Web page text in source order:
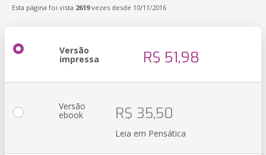
Esta página foi vista 2619vezes desde 10/11/2016
Versão
impressa R$ 51,98
Versão
ebook R$ 35,50
Leia em Pensática